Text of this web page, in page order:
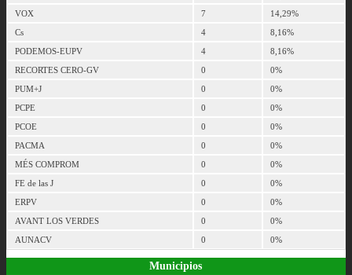
VOX
7
14,29%
Cs
4
8,16%
PODEMOS-EUPV
4
8,16%
RECORTES CERO-GV
0
0%
PUM+J
0
0%
PCPE
0
0%
PCOE
0
0%
PACMA
0
0%
MÉS COMPROM
0
0%
FE de las J
0
0%
ERPV
0
0%
AVANT LOS VERDES
0
0%
AUNACV
0 0%
Municipios